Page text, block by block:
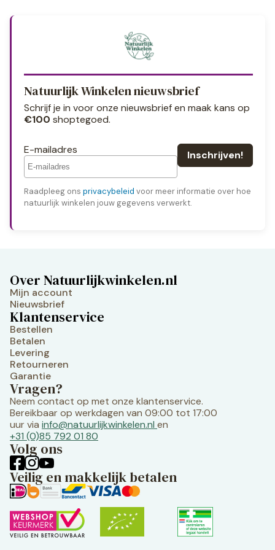
Natuurlijk Winkelen nieuwsbrief
Schrijf je in voor onze nieuwsbrief en maak kans op
€100 shoptegoed.
E-mailadres
Raadpleeg ons privacybeleid voor meer informatie over hoe
natuurlijk winkelen jouw gegevens verwerkt.
Over Natuurlijkwinkelen.nl
Mijn account
Nieuwsbrief
Klantenservice
Bestellen
Betalen
Levering
Retourneren
Garantie
Vragen?
Neem contact op met onze klantenservice.
Bereikbaar op werkdagen van 09:00 tot 17:00
uur via info@natuurlijkwinkelen.nl en
+31 (0)85 792 01 80
Volg ons
Veilig en makkelijk betalen